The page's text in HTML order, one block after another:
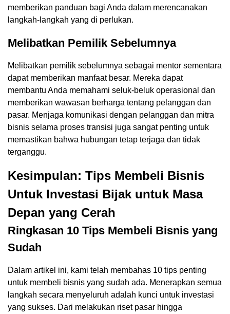
memberikan panduan bagi Anda dalam merencanakan
langkah-langkah yang di perlukan.
Melibatkan Pemilik Sebelumnya
Melibatkan pemilik sebelumnya sebagai mentor sementara
dapat memberikan manfaat besar. Mereka dapat
membantu Anda memahami seluk-beluk operasional dan
memberikan wawasan berharga tentang pelanggan dan
pasar. Menjaga komunikasi dengan pelanggan dan mitra
bisnis selama proses transisi juga sangat penting untuk
memastikan bahwa hubungan tetap terjaga dan tidak
terganggu.
Kesimpulan: Tips Membeli Bisnis
Untuk Investasi Bijak untuk Masa
Depan yang Cerah
Ringkasan 10 Tips Membeli Bisnis yang
Sudah
Dalam artikel ini, kami telah membahas 10 tips penting
untuk membeli bisnis yang sudah ada. Menerapkan semua
langkah secara menyeluruh adalah kunci untuk investasi
yang sukses. Dari melakukan riset pasar hingga